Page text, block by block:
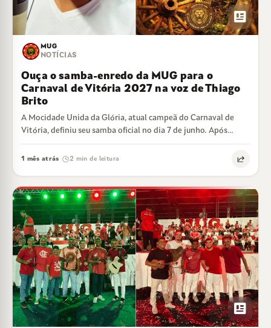
newsmode
MUG
NOTÍCIAS
Ouça o samba-enredo da MUG para o
Carnaval de Vitória 2027 na voz de Thiago
Brito
A Mocidade Unida da Glória, atual campeã do Carnaval de
Vitória, definiu seu samba oficial no dia 7 de junho. Após
duas…
1 mês atrás 2 min de leitura
newsmode